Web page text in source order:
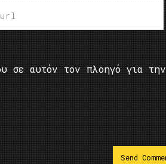
σε αυτόν τον πλοηγό για την